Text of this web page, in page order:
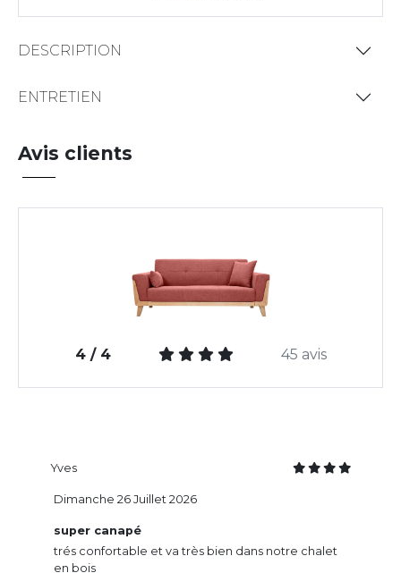
DESCRIPTION
ENTRETIEN
Avis clients
4 / 4 45 avis
Yves
super canapé
trés confortable et va très bien dans notre chalet
en bois
Dimanche 26 Juillet 2026